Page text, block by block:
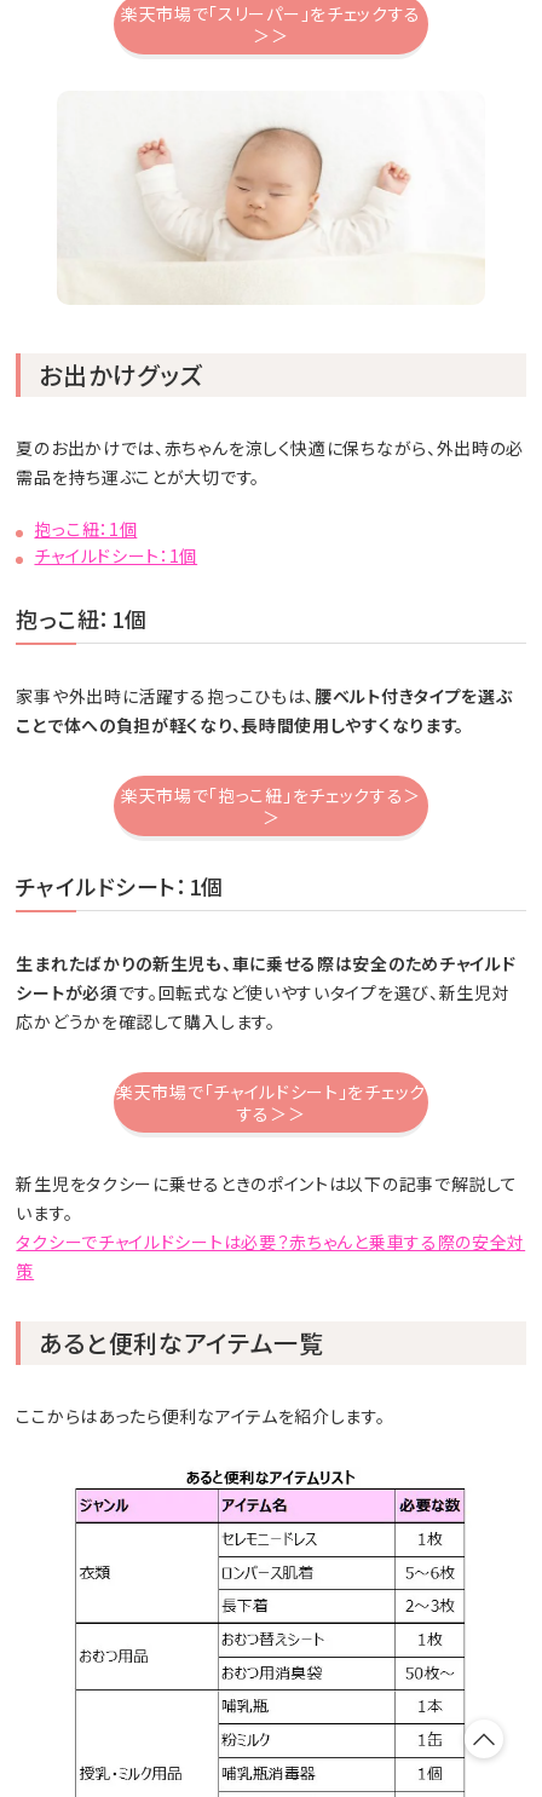
楽天市場で「スリーパー」をチェックする
＞＞
お出かけグッズ
夏のお出かけでは、赤ちゃんを涼しく快適に保ちながら、外出時の必
需品を持ち運ぶことが大切です。
抱っこ紐：1個
チャイルドシート：1個
抱っこ紐：1個
家事や外出時に活躍する抱っこひもは、 腰ベルト付きタイプを選ぶ
ことで体への負担が軽くなり、長時間使用しやすくなります。
楽天市場で「抱っこ紐」をチェックする＞
＞
チャイルドシート：1個
生まれたばかりの新生児も、車に乗せる際は安全のためチャイルド
シートが必須です。回転式など使いやすいタイプを選び、新生児対
応かどうかを確認して購入します。
楽天市場で「チャイルドシート」をチェック
する＞＞
新生児をタクシーに乗せるときのポイントは以下の記事で解説して
います。
タクシーでチャイルドシートは必要？赤ちゃんと乗車する際の安全対
策
あると便利なアイテム一覧
ここからはあったら便利なアイテムを紹介します。